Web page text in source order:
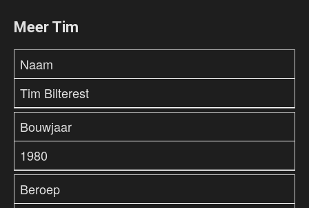
Meer Tim
Naam
Tim Bilterest
Bouwjaar
1980
Beroep